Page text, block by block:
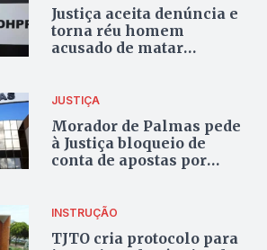
Justiça aceita denúncia e
torna réu homem
acusado de matar
Palmas
JUSTIÇA
Morador de Palmas pede
à Justiça bloqueio de
conta de apostas por
INSTRUÇÃO
TJTO cria protocolo para